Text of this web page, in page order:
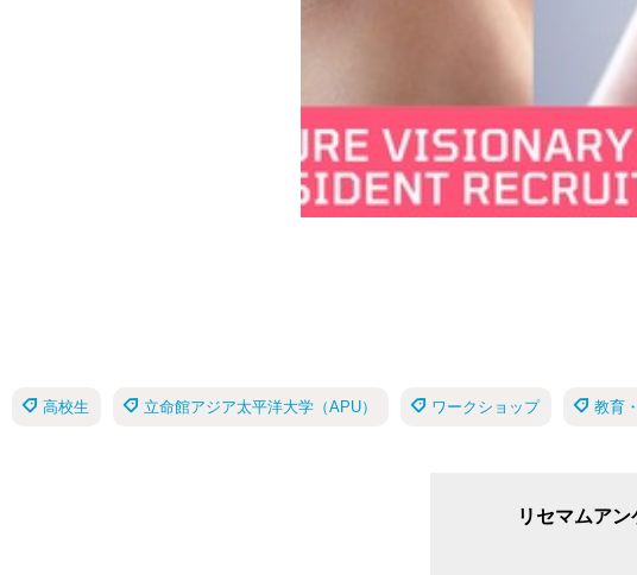
高校生 立命館アジア太平洋大学（APU） ワークショップ 教育
リセマムア